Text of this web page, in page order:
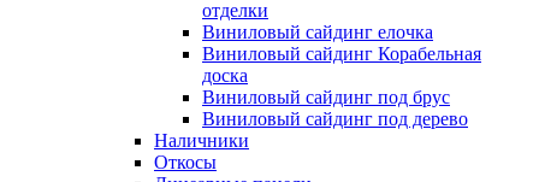
отделки
Виниловый сайдинг елочка
Виниловый сайдинг Корабельная
доска
Виниловый сайдинг под брус
Виниловый сайдинг под дерево
Наличники
Откосы